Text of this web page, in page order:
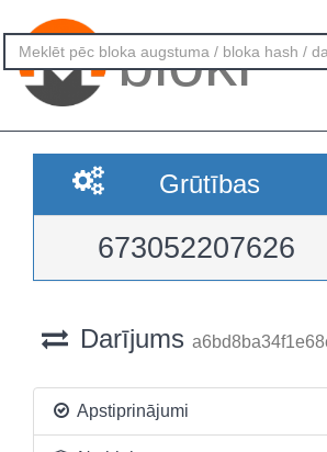
bloki
Grūtības
673052207626
Darījums
Apstiprinājumi